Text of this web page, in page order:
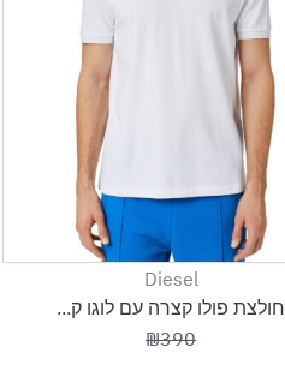
Diesel
חולצת פולו קצרה עם לוגו ק...
₪390